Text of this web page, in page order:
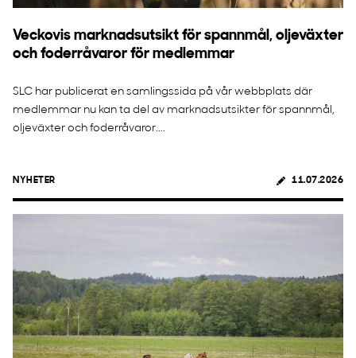
Veckovis marknadsutsikt för spannmål, oljeväxter
och foderråvaror för medlemmar
SLC har publicerat en samlingssida på vår webbplats där
medlemmar nu kan ta del av marknadsutsikter för spannmål,
oljeväxter och foderråvaror....
NYHETER 11.07.2026